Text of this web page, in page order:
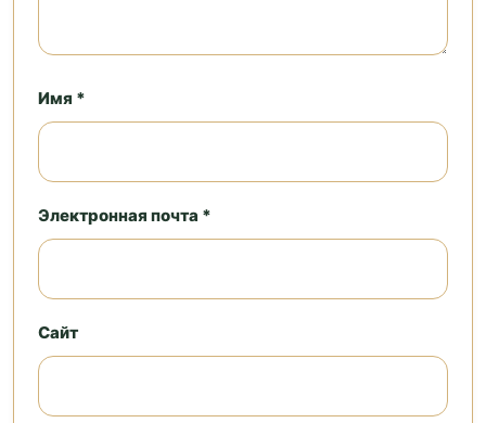
Имя *
Электронная почта *
Сайт